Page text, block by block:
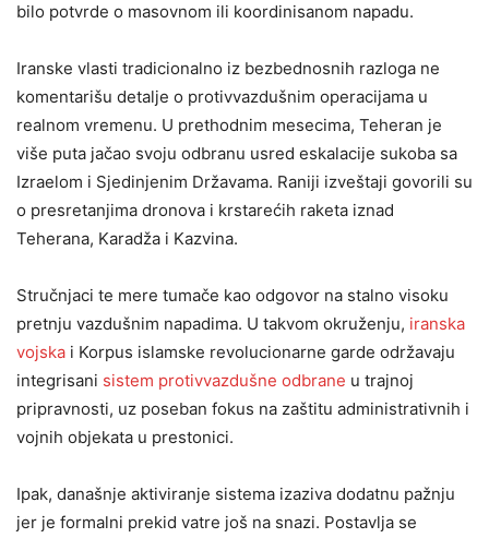
bilo potvrde o masovnom ili koordinisanom napadu.
Iranske vlasti tradicionalno iz bezbednosnih razloga ne
komentarišu detalje o protivvazdušnim operacijama u
realnom vremenu. U prethodnim mesecima, Teheran je
više puta jačao svoju odbranu usred eskalacije sukoba sa
Izraelom i Sjedinjenim Državama. Raniji izveštaji govorili su
o presretanjima dronova i krstarećih raketa iznad
Teherana, Karadža i Kazvina.
Stručnjaci te mere tumače kao odgovor na stalno visoku
pretnju vazdušnim napadima. U takvom okruženju, iranska
vojska i Korpus islamske revolucionarne garde održavaju
integrisani sistem protivvazdušne odbrane u trajnoj
pripravnosti, uz poseban fokus na zaštitu administrativnih i
vojnih objekata u prestonici.
Ipak, današnje aktiviranje sistema izaziva dodatnu pažnju
jer je formalni prekid vatre još na snazi. Postavlja se